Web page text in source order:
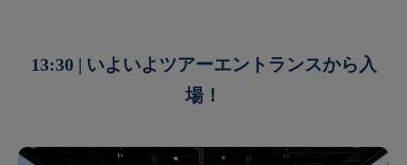
13:30 | いよいよツアーエントランスから入
場！